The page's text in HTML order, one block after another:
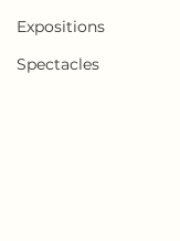
Expositions
Spectacles